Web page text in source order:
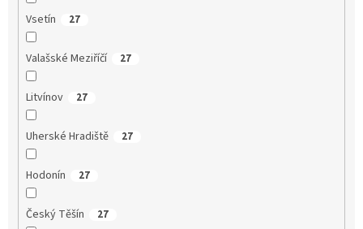
Vsetín 27
Valašské Meziříčí 27
Litvínov 27
Uherské Hradiště 27
Hodonín 27
Český Těšín 27